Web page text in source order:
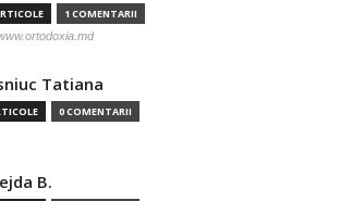
1 COMENTARII
Tatiana
0 COMENTARII
B.